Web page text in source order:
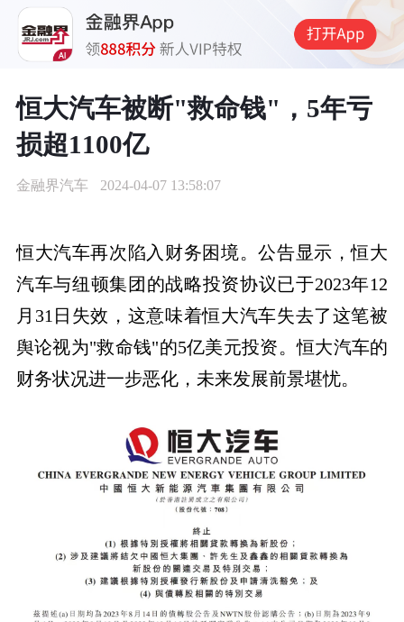
恒大汽车被断"救命钱"，5年亏
损超1100亿
金融界汽车 2024-04-07 13:58:07
恒大汽车再次陷入财务困境。公告显示，恒大
汽车与纽顿集团的战略投资协议已于2023年12
月31日失效，这意味着恒大汽车失去了这笔被
舆论视为"救命钱"的5亿美元投资。恒大汽车的
财务状况进一步恶化，未来发展前景堪忧。